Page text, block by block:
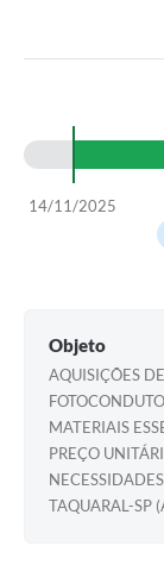
14/11/2025
Objeto
AQUISIÇÕES
MATERIAIS
PREÇO
TAQUARAL-SP